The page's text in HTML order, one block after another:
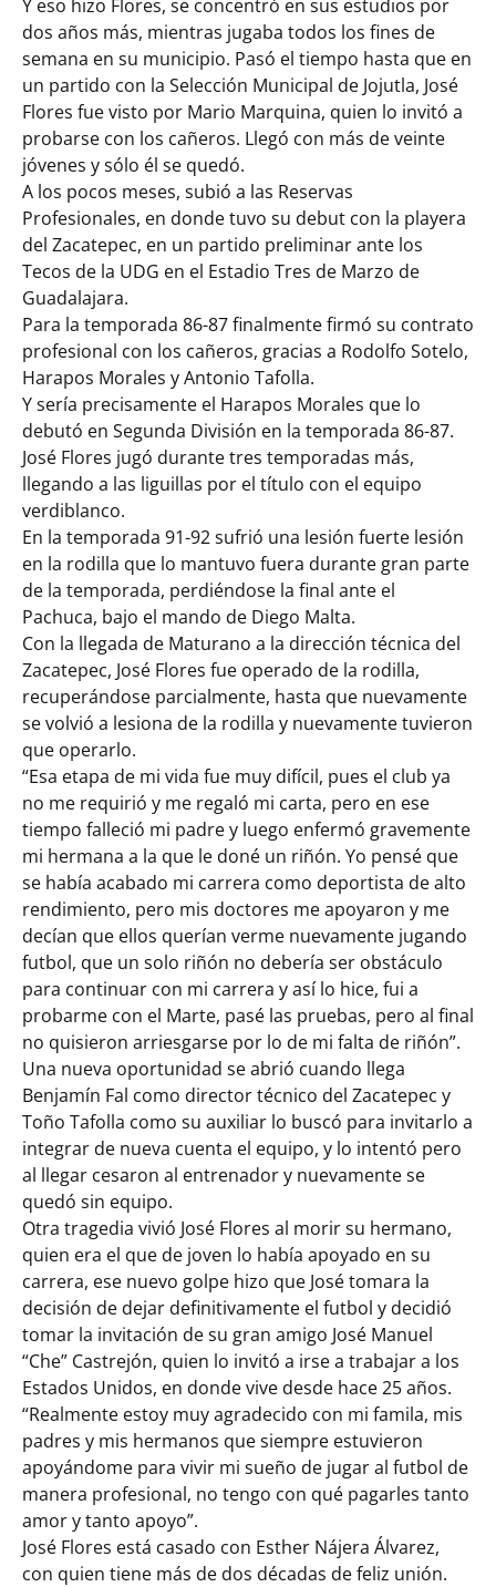
Y eso hizo Flores, se concentró en sus estudios por
dos años más, mientras jugaba todos los fines de
semana en su municipio. Pasó el tiempo hasta que en
un partido con la Selección Municipal de Jojutla, José
Flores fue visto por Mario Marquina, quien lo invitó a
probarse con los cañeros. Llegó con más de veinte
jóvenes y sólo él se quedó.
A los pocos meses, subió a las Reservas
Profesionales, en donde tuvo su debut con la playera
del Zacatepec, en un partido preliminar ante los
Tecos de la UDG en el Estadio Tres de Marzo de
Guadalajara.
Para la temporada 86-87 finalmente firmó su contrato
profesional con los cañeros, gracias a Rodolfo Sotelo,
Harapos Morales y Antonio Tafolla.
Y sería precisamente el Harapos Morales que lo
debutó en Segunda División en la temporada 86-87.
José Flores jugó durante tres temporadas más,
llegando a las liguillas por el título con el equipo
verdiblanco.
En la temporada 91-92 sufrió una lesión fuerte lesión
en la rodilla que lo mantuvo fuera durante gran parte
de la temporada, perdiéndose la final ante el
Pachuca, bajo el mando de Diego Malta.
Con la llegada de Maturano a la dirección técnica del
Zacatepec, José Flores fue operado de la rodilla,
recuperándose parcialmente, hasta que nuevamente
se volvió a lesiona de la rodilla y nuevamente tuvieron
que operarlo.
“Esa etapa de mi vida fue muy difícil, pues el club ya
no me requirió y me regaló mi carta, pero en ese
tiempo falleció mi padre y luego enfermó gravemente
mi hermana a la que le doné un riñón. Yo pensé que
se había acabado mi carrera como deportista de alto
rendimiento, pero mis doctores me apoyaron y me
decían que ellos querían verme nuevamente jugando
futbol, que un solo riñón no debería ser obstáculo
para continuar con mi carrera y así lo hice, fui a
probarme con el Marte, pasé las pruebas, pero al final
no quisieron arriesgarse por lo de mi falta de riñón”.
Una nueva oportunidad se abrió cuando llega
Benjamín Fal como director técnico del Zacatepec y
Toño Tafolla como su auxiliar lo buscó para invitarlo a
integrar de nueva cuenta el equipo, y lo intentó pero
al llegar cesaron al entrenador y nuevamente se
quedó sin equipo.
Otra tragedia vivió José Flores al morir su hermano,
quien era el que de joven lo había apoyado en su
carrera, ese nuevo golpe hizo que José tomara la
decisión de dejar definitivamente el futbol y decidió
tomar la invitación de su gran amigo José Manuel
“Che” Castrejón, quien lo invitó a irse a trabajar a los
Estados Unidos, en donde vive desde hace 25 años.
“Realmente estoy muy agradecido con mi famila, mis
padres y mis hermanos que siempre estuvieron
apoyándome para vivir mi sueño de jugar al futbol de
manera profesional, no tengo con qué pagarles tanto
amor y tanto apoyo”.
José Flores está casado con Esther Nájera Álvarez,
con quien tiene más de dos décadas de feliz unión.